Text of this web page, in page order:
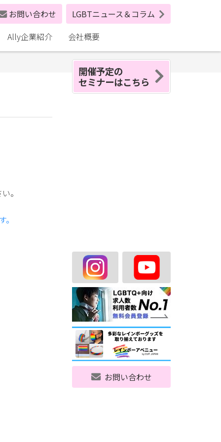
お問い合わせ
LGBTニュース＆コラム
Ally企業紹介
会社概要
開催予定の
セミナーはこちら
お問い合わせ
。